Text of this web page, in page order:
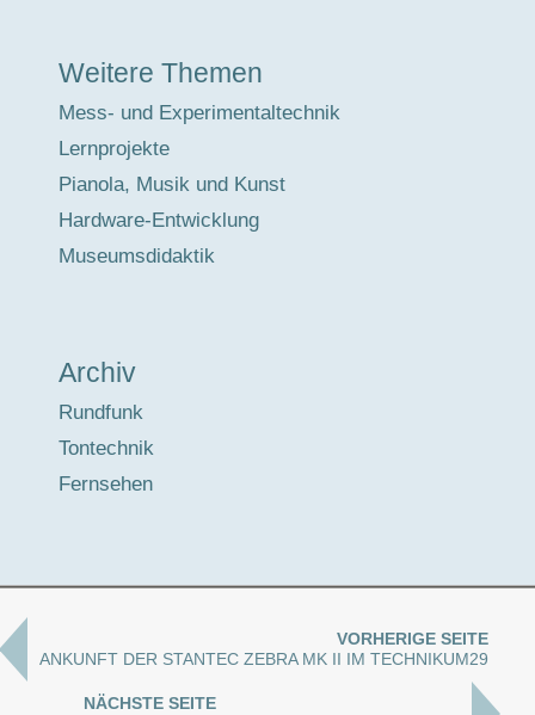
Weitere Themen
Mess- und Experimentaltechnik
Lernprojekte
Pianola, Musik und Kunst
Hardware-Entwicklung
Museumsdidaktik
Archiv
Rundfunk
Tontechnik
Fernsehen
VORHERIGE SEITE
ANKUNFT DER STANTEC ZEBRA MK II IM TECHNIKUM29
NÄCHSTE SEITE